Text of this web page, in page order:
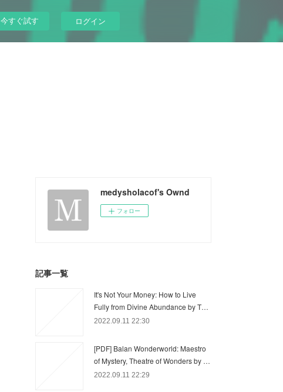
今すぐ試す ログイン
medysholacof's Ownd
フォロー
記事一覧
It's Not Your Money: How to Live
Fully from Divine Abundance by T…
2022.09.11 22:30
[PDF] Balan Wonderworld: Maestro
of Mystery, Theatre of Wonders by …
2022.09.11 22:29